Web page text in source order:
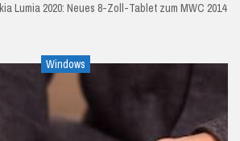
Lumia 2020: Neues 8-Zoll-Tablet zum MWC 2014
Windows